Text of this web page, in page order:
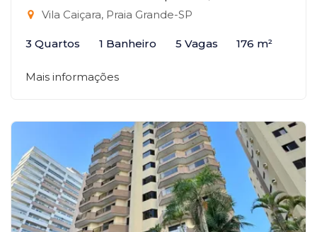
Vila Caiçara, Praia Grande-SP
3 Quartos 1 Banheiro 5 Vagas 176 m²
Mais informações